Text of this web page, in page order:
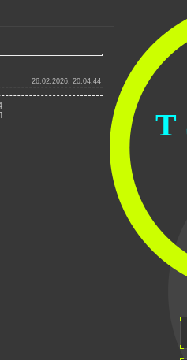
26.02.2026, 20:04:44
Т